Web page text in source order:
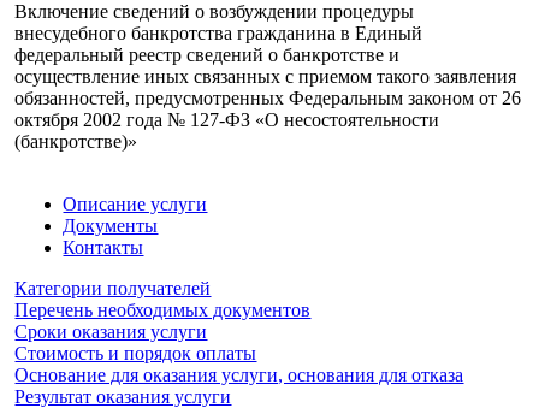
Включение сведений о возбуждении процедуры
внесудебного банкротства гражданина в Единый
федеральный реестр сведений о банкротстве и
осуществление иных связанных с приемом такого заявления
обязанностей, предусмотренных Федеральным законом от 26
октября 2002 года № 127-ФЗ «О несостоятельности
(банкротстве)»
Описание услуги
Документы
Контакты
Категории получателей
Перечень необходимых документов
Сроки оказания услуги
Стоимость и порядок оплаты
Основание для оказания услуги, основания для отказа
Результат оказания услуги